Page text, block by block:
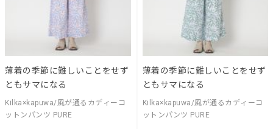
薄着の季節に難しいことをせず
ともサマになる
Kilka×kapuwa/風が通るカディーコ
ットンパンツ PURE
薄着の季節に難しいことをせず
ともサマになる
Kilka×kapuwa/風が通るカディーコ
ットンパンツ PURE